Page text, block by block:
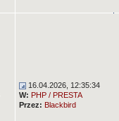
16.04.2026, 12:35:34
W: PHP / PRESTA
Przez: Blackbird